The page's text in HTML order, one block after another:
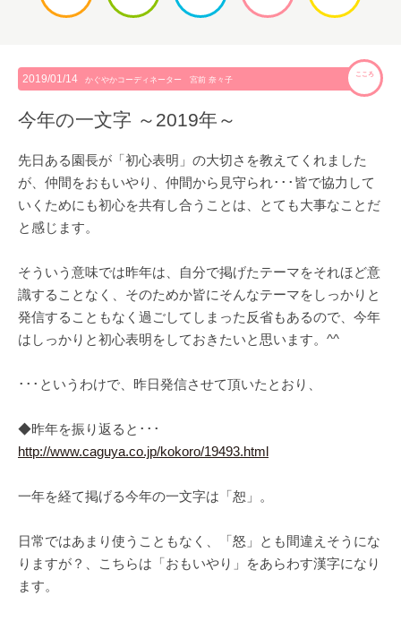
2019/01/14 かぐやかコーディネーター 宮前 奈々子
こころ
今年の一文字 ～2019年～
先日ある園長が「初心表明」の大切さを教えてくれました
が、仲間をおもいやり、仲間から見守られ･･･皆で協力して
いくためにも初心を共有し合うことは、とても大事なことだ
と感じます。
そういう意味では昨年は、自分で掲げたテーマをそれほど意
識することなく、そのためか皆にそんなテーマをしっかりと
発信することもなく過ごしてしまった反省もあるので、今年
はしっかりと初心表明をしておきたいと思います。^^
･･･というわけで、昨日発信させて頂いたとおり、
◆昨年を振り返ると･･･
http://www.caguya.co.jp/kokoro/19493.html
一年を経て掲げる今年の一文字は「恕」。
日常ではあまり使うこともなく、「怒」とも間違えそうにな
りますが？、こちらは「おもいやり」をあらわす漢字になり
ます。